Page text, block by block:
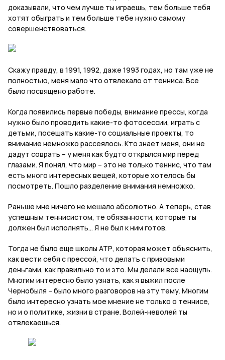
доказывали, что чем лучше ты играешь, тем больше тебя
хотят обыграть и тем больше тебе нужно самому
совершенствоваться.
Скажу правду, в 1991, 1992, даже 1993 годах, но там уже не
полностью, меня мало что отвлекало от тенниса. Все
было посвящено работе.
Когда появились первые победы, внимание прессы, когда
нужно было проводить какие-то фотосессии, играть с
детьми, посещать какие-то социальные проекты, то
внимание немножко рассеялось. Кто знает меня, они не
дадут соврать – у меня как будто открылся мир перед
глазами. Я понял, что мир – это не только теннис, что там
есть много интересных вещей, которые хотелось бы
посмотреть. Пошло разделение внимания немножко.
Раньше мне ничего не мешало абсолютно. А теперь, став
успешным теннисистом, те обязанности, которые ты
должен был исполнять… Я не был к ним готов.
Тогда не было еще школы АТР, которая может объяснить,
как вести себя с прессой, что делать с призовыми
деньгами, как правильно то и это. Мы делали все наощупь.
Многим интересно было узнать, как я выжил после
Чернобыля – было много разговоров на эту тему. Многим
было интересно узнать мое мнение не только о теннисе,
но и о политике, жизни в стране. Волей-неволей ты
отвлекаешься.